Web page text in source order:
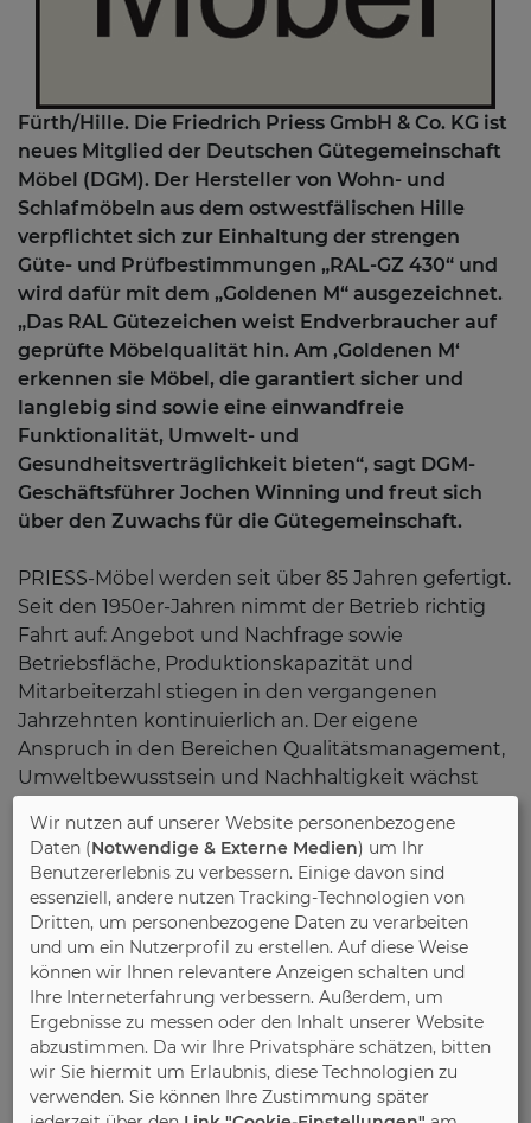
Fürth/Hille. Die Friedrich Priess GmbH & Co. KG ist
neues Mitglied der Deutschen Gütegemeinschaft
Möbel (DGM). Der Hersteller von Wohn- und
Schlafmöbeln aus dem ostwestfälischen Hille
verpflichtet sich zur Einhaltung der strengen
Güte- und Prüfbestimmungen „RAL-GZ 430“ und
wird dafür mit dem „Goldenen M“ ausgezeichnet.
„Das RAL Gütezeichen weist Endverbraucher auf
geprüfte Möbelqualität hin. Am ‚Goldenen M‘
erkennen sie Möbel, die garantiert sicher und
langlebig sind sowie eine einwandfreie
Funktionalität, Umwelt- und
Gesundheitsverträglichkeit bieten“, sagt DGM-
Geschäftsführer Jochen Winning und freut sich
über den Zuwachs für die Gütegemeinschaft.
PRIESS-Möbel werden seit über 85 Jahren gefertigt.
Seit den 1950er-Jahren nimmt der Betrieb richtig
Fahrt auf: Angebot und Nachfrage sowie
Betriebsfläche, Produktionskapazität und
Mitarbeiterzahl stiegen in den vergangenen
Jahrzehnten kontinuierlich an. Der eigene
Anspruch in den Bereichen Qualitätsmanagement,
Umweltbewusstsein und Nachhaltigkeit wächst
Einhaltung der strengen und transparenten
Anforderungen der DGM war ein logischer nächster
Schritt, den das Unternehmen ohne großen
Mehraufwand gehen konnte“, betont Winning.
Sichergestellt wird die Einhaltung der RAL-GZ 430
in unabhängigen Prüflaboren, wo die PRIESS-Möbel
auf Herz und Nieren untersucht wurden. Diese
Laboruntersuchungen werden regelmäßig
wiederholt und die Güte- und Prüfbestimmungen
Wir nutzen auf unserer Website personenbezogene
Daten (Notwendige & Externe Medien) um Ihr
Benutzererlebnis zu verbessern. Einige davon sind
essenziell, andere nutzen Tracking-Technologien von
Dritten, um personenbezogene Daten zu verarbeiten
und um ein Nutzerprofil zu erstellen. Auf diese Weise
können wir Ihnen relevantere Anzeigen schalten und
Ihre Interneterfahrung verbessern. Außerdem, um
Ergebnisse zu messen oder den Inhalt unserer Website
abzustimmen. Da wir Ihre Privatsphäre schätzen, bitten
wir Sie hiermit um Erlaubnis, diese Technologien zu
verwenden. Sie können Ihre Zustimmung später